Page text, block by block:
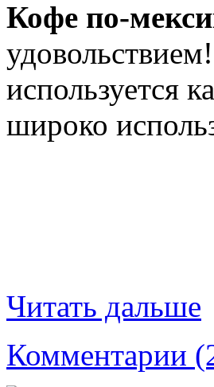
Кофе по-
используется
широко
Читать дальше
Комментарии